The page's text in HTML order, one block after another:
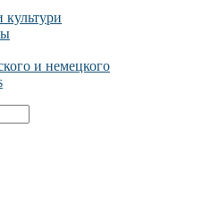
культури
и немецкого